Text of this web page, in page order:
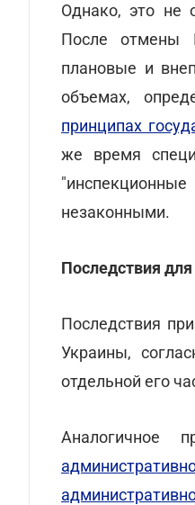
Однако, это не
После отмены
плановые и
объемах,
принципах
же время
незаконными.
Последствия
Последствия
Украины,
отдельной его
Аналогичное